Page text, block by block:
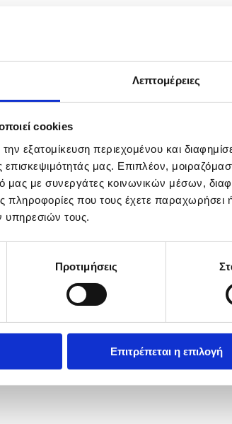
Λεπτομέρειες
cookies
εξατομίκευση περιεχομένου και
επισκεψιμότητάς μας. Επιπλέον,
μας με συνεργάτες κοινωνικών μέσων,
πληροφορίες που τους έχετε παραχωρήσει
τους.
Προτιμήσεις
Επιτρέπεται η επιλογή